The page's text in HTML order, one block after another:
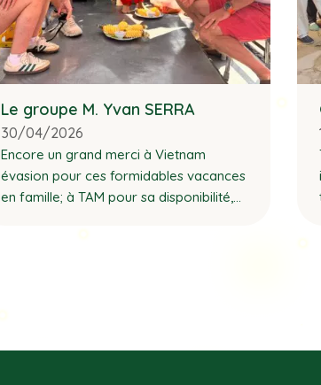
Le groupe M. Yvan SERRA
30/04/2026
Encore un grand merci à Vietnam
évasion pour ces formidables vacances
en famille; à TAM pour sa disponibilité,